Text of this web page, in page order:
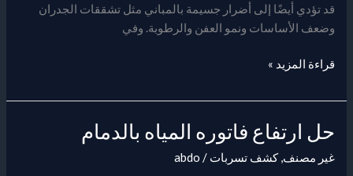
قد تؤدي أيضًا إلى أضرار جسيمة بالمباني مثل تشققات الجدران
وضعف الأساسات ونمو العفن والرطوبة. وفي
قراءة المزيد »
حل ارتفاع فاتوره المياه بالدمام
غير مصنف,كشف تسربات /
abdo
حل
ارتفاع
فاتوره